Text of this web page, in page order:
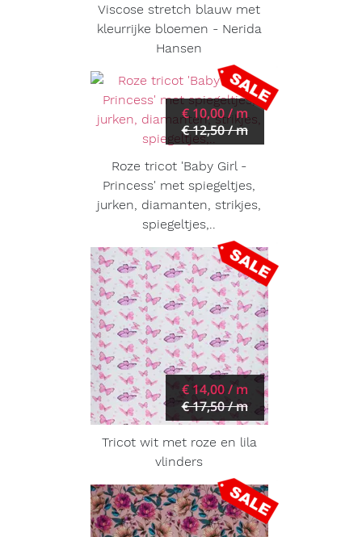
Viscose stretch blauw met
kleurrijke bloemen - Nerida
Hansen
€ 10,00 / m
€ 12,50 / m
Roze tricot 'Baby Girl -
Princess' met spiegeltjes,
jurken, diamanten, strikjes,
spiegeltjes,..
€ 14,00 / m
€ 17,50 / m
Tricot wit met roze en lila
vlinders